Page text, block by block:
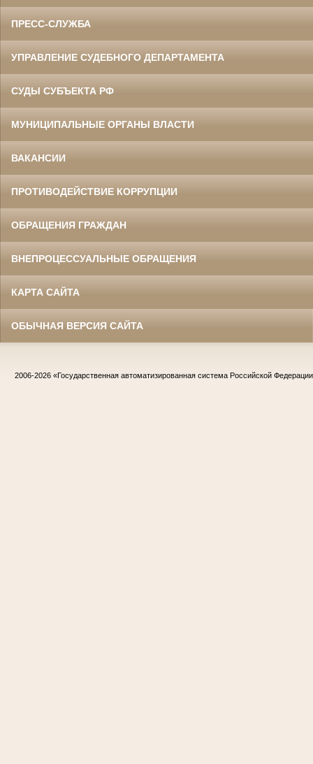
ПРЕСС-СЛУЖБА
УПРАВЛЕНИЕ СУДЕБНОГО ДЕПАРТАМЕНТА
СУДЫ СУБЪЕКТА РФ
МУНИЦИПАЛЬНЫЕ ОРГАНЫ ВЛАСТИ
ВАКАНСИИ
ПРОТИВОДЕЙСТВИЕ КОРРУПЦИИ
ОБРАЩЕНИЯ ГРАЖДАН
ВНЕПРОЦЕССУАЛЬНЫЕ ОБРАЩЕНИЯ
КАРТА САЙТА
ОБЫЧНАЯ ВЕРСИЯ САЙТА
2006-2026 «Государственная автоматизированная система Российской